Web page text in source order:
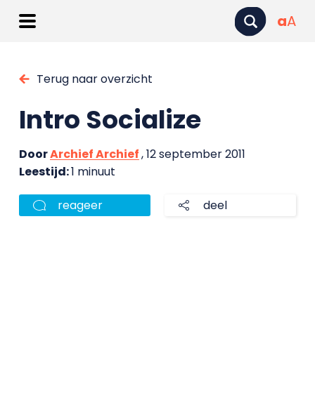
aA
Terug naar overzicht
Intro Socialize
DoorArchief Archief, 12 september 2011
Leestijd:1 minuut
reageer deel